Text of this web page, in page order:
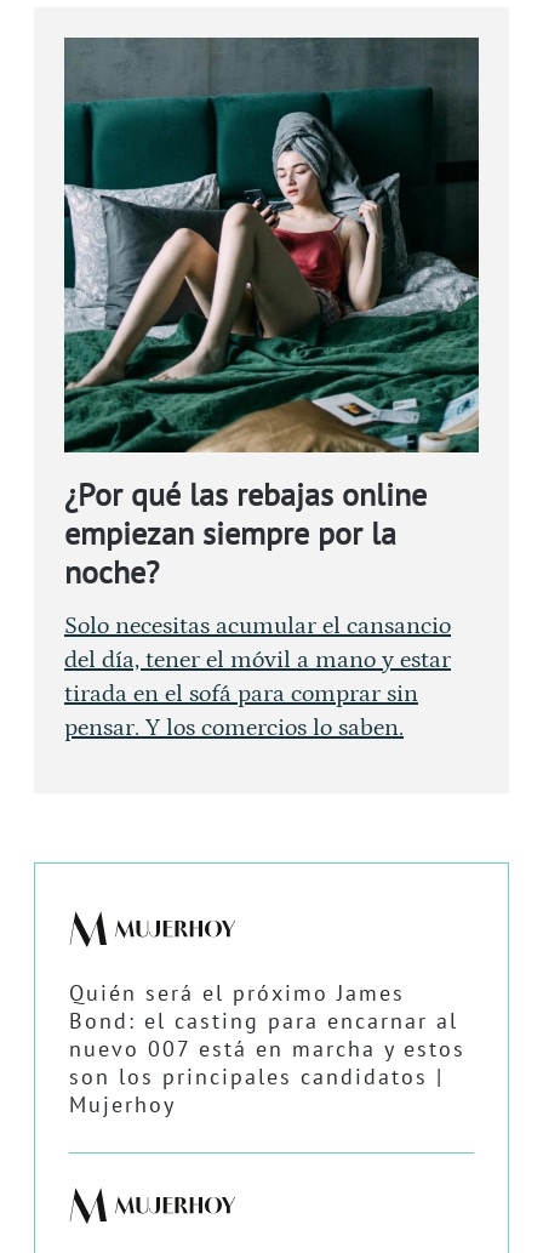
¿Por qué las rebajas online
empiezan siempre por la
noche?
Solo necesitas acumular el cansancio
del día, tener el móvil a mano y estar
tirada en el sofá para comprar sin
pensar. Y los comercios lo saben.
Quién será el próximo James
Bond: el casting para encarnar al
nuevo 007 está en marcha y estos
son los principales candidatos |
Mujerhoy